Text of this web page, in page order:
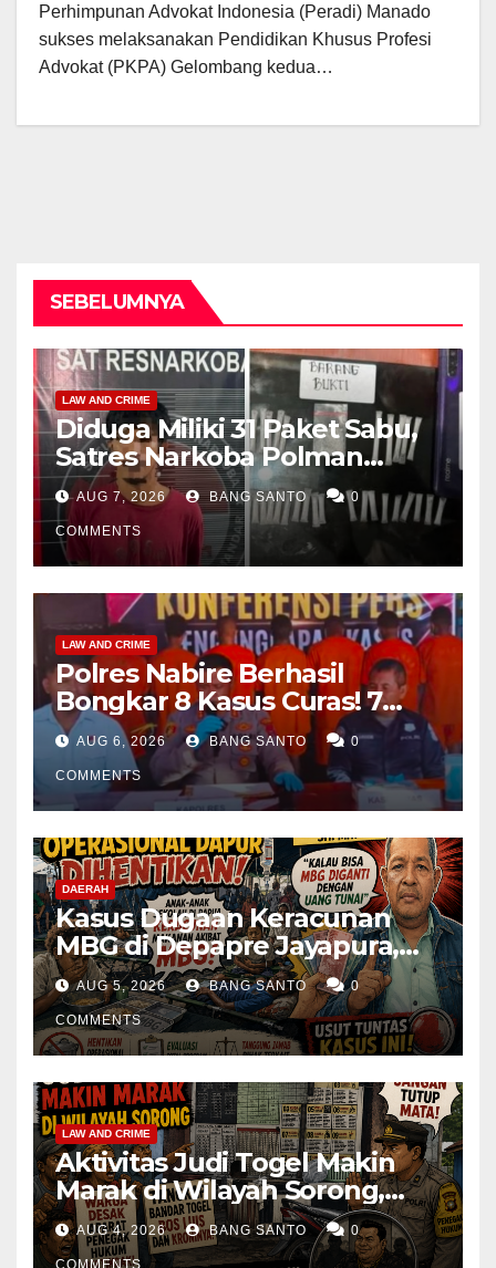
Perhimpunan Advokat Indonesia (Peradi) Manado
sukses melaksanakan Pendidikan Khusus Profesi
Advokat (PKPA) Gelombang kedua…
SEBELUMNYA
LAW AND CRIME
Diduga Miliki 31 Paket Sabu,
Satres Narkoba Polman
Amankan Pria di Matali
AUG 7, 2026 BANG SANTO 0
COMMENTS
LAW AND CRIME
Polres Nabire Berhasil
Bongkar 8 Kasus Curas! 7
Pelaku Ditangkap, 62 Motor
Kembali Diamankan
AUG 6, 2026 BANG SANTO 0
COMMENTS
DAERAH
Kasus Dugaan Keracunan
MBG di Depapre Jayapura,
Aktivis Papua Minta
Operasional Dapur
Dihentikan & Evaluasi
Menyeluruh
AUG 5, 2026 BANG SANTO 0
COMMENTS
LAW AND CRIME
Aktivitas Judi Togel Makin
Marak di Wilayah Sorong,
Warga Desak Aparat Segera
Tangkap Bandar Luis dan
AUG 4, 2026 BANG SANTO 0
COMMENTS